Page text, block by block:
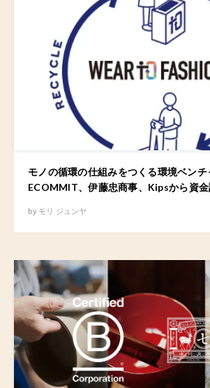
モノの循環の仕組みをつくる環境ベンチ
ECOMMIT、伊藤忠商事、Kipsから資
by モリ ジュンヤ